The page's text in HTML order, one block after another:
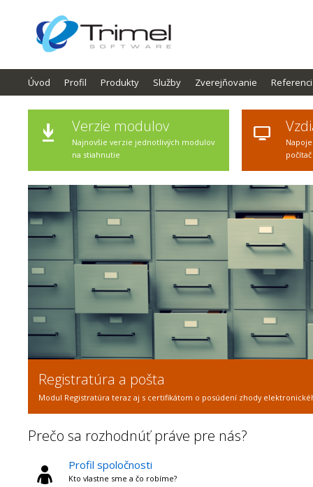
Úvod Profil Produkty Služby Zverejňovanie
Verzie modulov
Najnovšie verzie jednotlivých modulov
na stiahnutie
Registratúra a pošta
Modul Registratúra teraz aj s certifikátom o posúdení zhody
Prečo sa rozhodnúť práve pre nás?
Profil spoločnosti
Kto vlastne sme a čo robíme?